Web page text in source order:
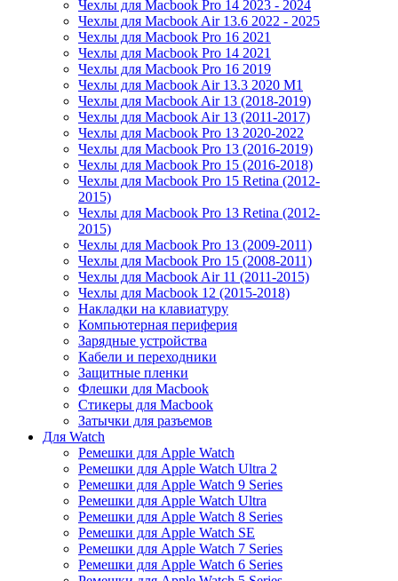
Чехлы для Macbook Pro 14 2023 - 2024
Чехлы для Macbook Air 13.6 2022 - 2025
Чехлы для Macbook Pro 16 2021
Чехлы для Macbook Pro 14 2021
Чехлы для Macbook Pro 16 2019
Чехлы для Macbook Air 13.3 2020 M1
Чехлы для Macbook Air 13 (2018-2019)
Чехлы для Macbook Air 13 (2011-2017)
Чехлы для Macbook Pro 13 2020-2022
Чехлы для Macbook Pro 13 (2016-2019)
Чехлы для Macbook Pro 15 (2016-2018)
Чехлы для Macbook Pro 15 Retina (2012-
2015)
Чехлы для Macbook Pro 13 Retina (2012-
2015)
Чехлы для Macbook Pro 13 (2009-2011)
Чехлы для Macbook Pro 15 (2008-2011)
Чехлы для Macbook Air 11 (2011-2015)
Чехлы для Macbook 12 (2015-2018)
Накладки на клавиатуру
Компьютерная периферия
Зарядные устройства
Кабели и переходники
Защитные пленки
Флешки для Macbook
Стикеры для Macbook
Затычки для разъемов
Для Watch
Ремешки для Apple Watch
Ремешки для Apple Watch Ultra 2
Ремешки для Apple Watch 9 Series
Ремешки для Apple Watch Ultra
Ремешки для Apple Watch 8 Series
Ремешки для Apple Watch SE
Ремешки для Apple Watch 7 Series
Ремешки для Apple Watch 6 Series